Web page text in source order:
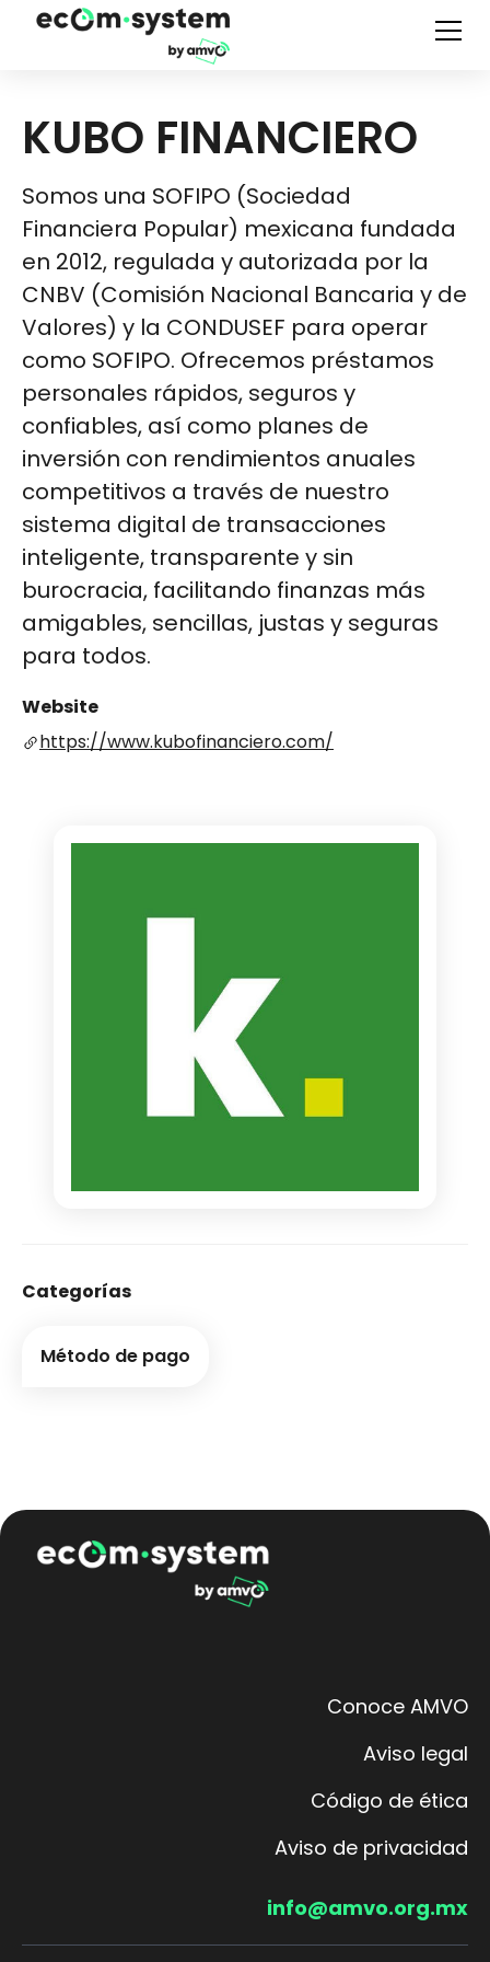
KUBO FINANCIERO
Somos una SOFIPO (Sociedad
Financiera Popular) mexicana fundada
en 2012, regulada y autorizada por la
CNBV (Comisión Nacional Bancaria y de
Valores) y la CONDUSEF para operar
como SOFIPO. Ofrecemos préstamos
personales rápidos, seguros y
confiables, así como planes de
inversión con rendimientos anuales
competitivos a través de nuestro
sistema digital de transacciones
inteligente, transparente y sin
burocracia, facilitando finanzas más
amigables, sencillas, justas y seguras
para todos.
Website
https://www.kubofinanciero.com/
Categorías
Método de pago
Conoce AMVO
Aviso legal
Código de ética
Aviso de privacidad
info@amvo.org.mx